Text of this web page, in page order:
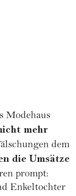
Modehaus
mehr
dem
die Umsätze
prompt:
Enkeltochter